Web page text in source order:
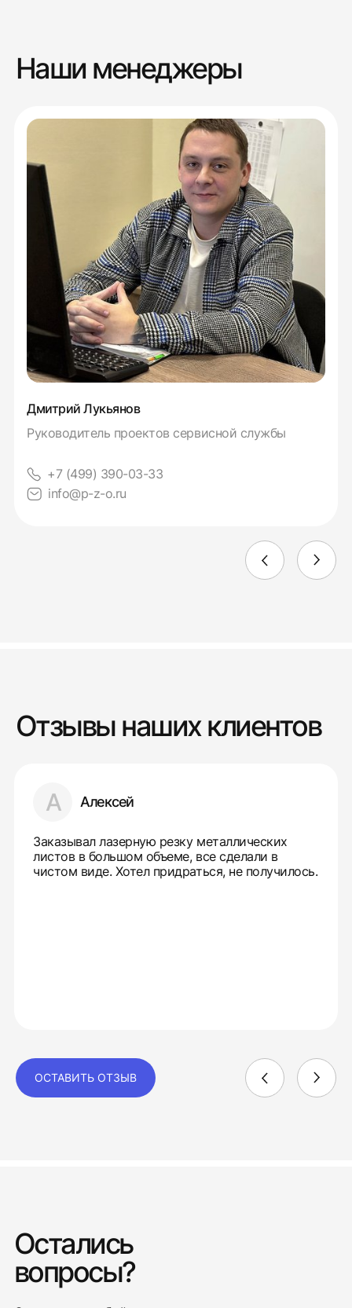
Наши менеджеры
Дмитрий Лукьянов
Руководитель проектов сервисной службы
+7 (499) 390-03-33
info@p-z-o.ru
Отзывы наших клиентов
А Алексей
Заказывал лазерную резку металлических
листов в большом объеме, все сделали в
чистом виде. Хотел придраться, не получилось.
ОСТАВИТЬ ОТЗЫВ
Остались
вопросы?